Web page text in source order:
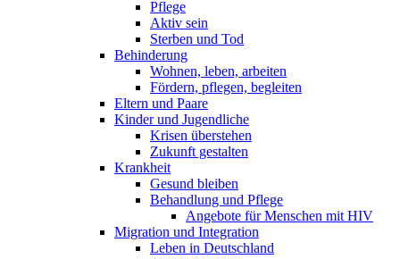
Pflege
Aktiv sein
Sterben und Tod
Behinderung
Wohnen, leben, arbeiten
Fördern, pflegen, begleiten
Eltern und Paare
Kinder und Jugendliche
Krisen überstehen
Zukunft gestalten
Krankheit
Gesund bleiben
Behandlung und Pflege
Angebote für Menschen mit HIV
Migration und Integration
Leben in Deutschland